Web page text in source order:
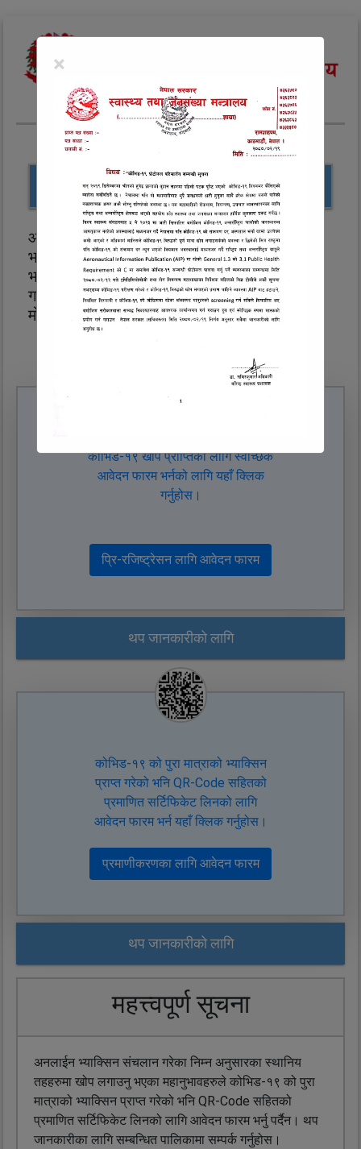
भाषा : Nepali|English| खोजी
खोज्नुहोस्
आफ्नो QR Code सहितको certificate प्रमाणित
भए नभएको अवस्था खोजी गर्नका लागी यहाँ फारम
भर्दाको जानकारीहरु जस्तै: आफ्नो भ्याक्सिन दर्ता
गर्दाको नम्बर र जन्म मिती, अथवा परिचय पत्र नम्बर र
मोबाइल नम्बर को प्रयोग गरि खोज्न सक्नु हुनेछ।
कोभिड-१९ खोप प्राप्तिको लागि स्वेच्छिक
आवेदन फारम भर्नको लागि यहाँ क्लिक
गर्नुहोस।
प्रि-रजिष्ट्रेसन लागि आवेदन फारम
थप जानकारीको लागि
कोभिड-१९ को पुरा मात्राको भ्याक्सिन
प्राप्त गरेको भनि QR-Code सहितको
प्रमाणित सर्टिफिकेट लिनको लागि
आवेदन फारम भर्न यहाँ क्लिक गर्नुहोस।
प्रमाणीकरणका लागि आवेदन फारम
थप जानकारीको लागि
महत्त्वपूर्ण सूचना
अनलाईन भ्याक्सिन संचलान गरेका निम्न अनुसारका स्थानिय
तहहरुमा खोप लगाउनु भएका महानुभावहरुले कोभिड-१९ को पुरा
मात्राको भ्याक्सिन प्राप्त गरेको भनि QR-Code सहितको
प्रमाणित सर्टिफिकेट लिनको लागि आवेदन फारम भर्नु पर्दैन। थप
जानकारीका लागि सम्बन्धित पालिकामा सम्पर्क गर्नुहोस।
×